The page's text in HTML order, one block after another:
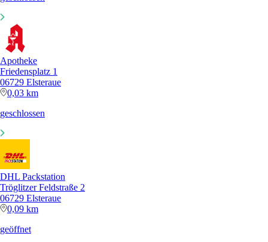
Apotheke
Friedensplatz 1
06729 Elsteraue
0,03 km
geschlossen
DHL Packstation
Tröglitzer Feldstraße 2
06729 Elsteraue
0,09 km
geöffnet